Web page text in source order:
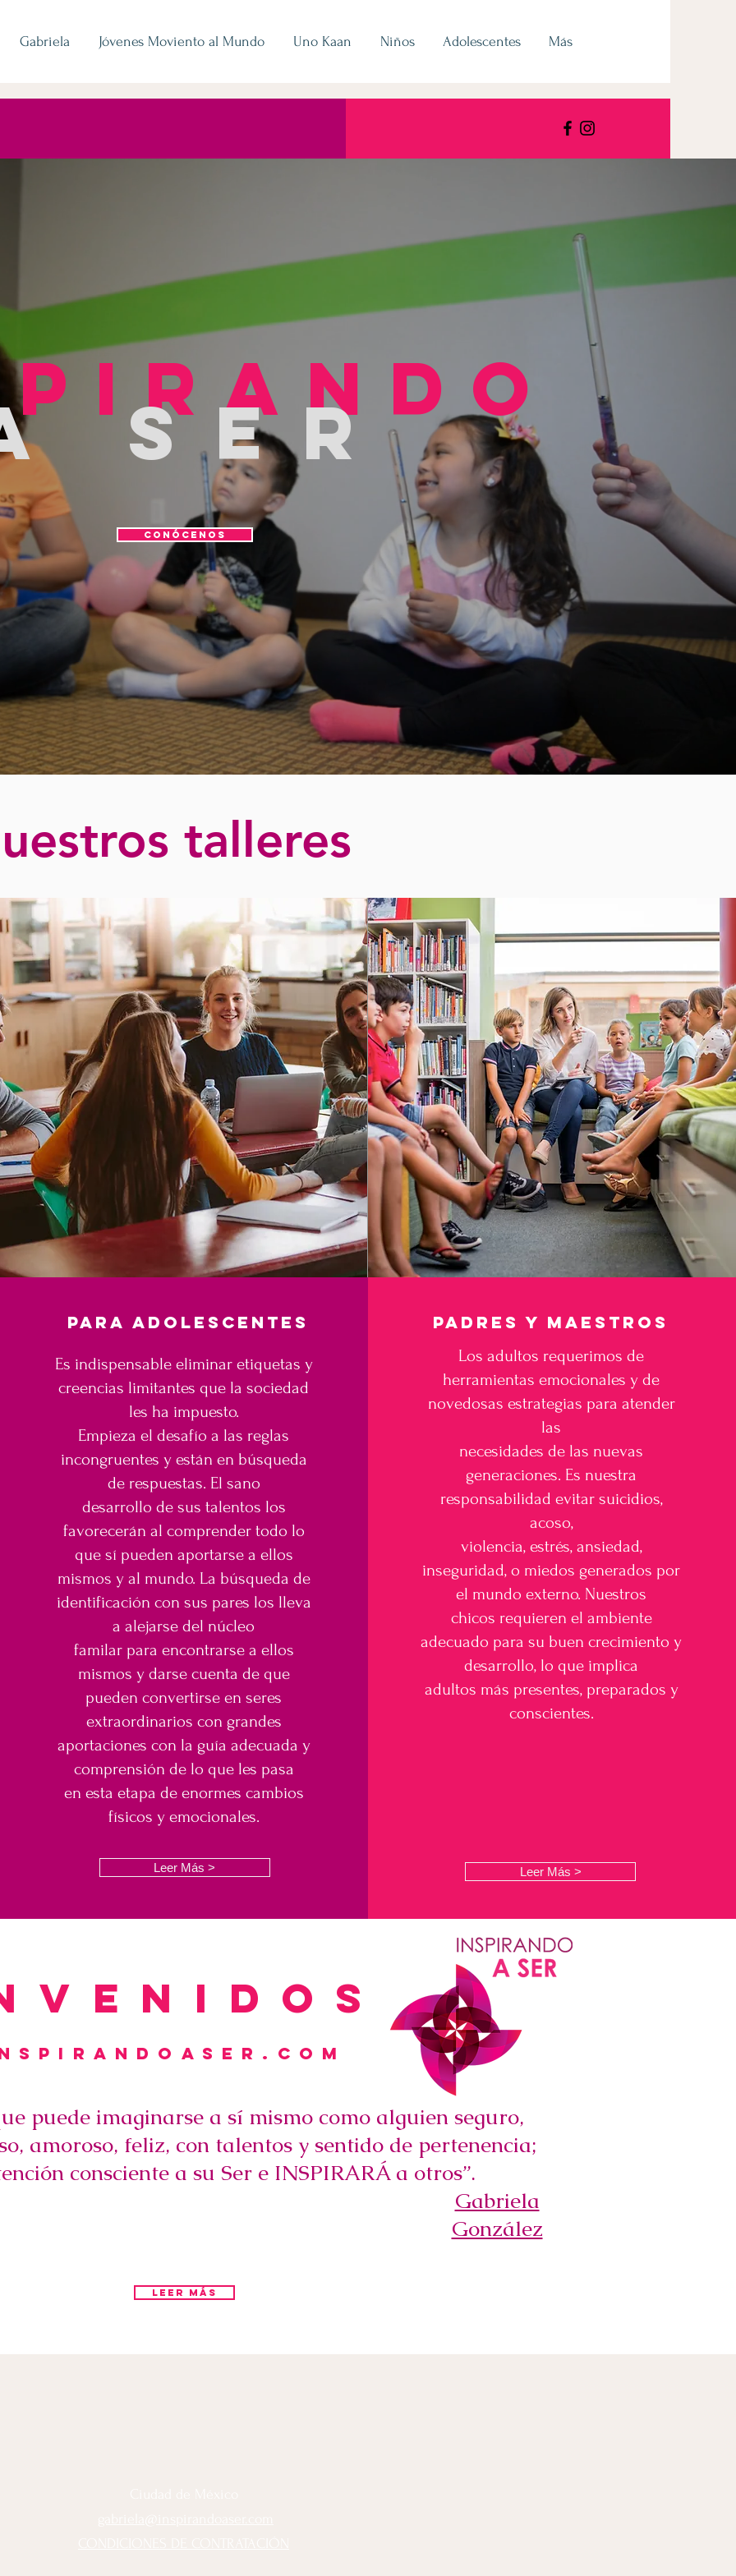
Gabriela Jóvenes Moviento al Mundo Uno Kaan Niños Adolescentes Más
SEr
Conócenos
talleres
para adolescentes
Es indispensable eliminar etiquetas y
creencias limitantes que la sociedad
les ha impuesto.
Empieza el desafío a las reglas
incongruentes y están en búsqueda
de respuestas. El sano
desarrollo de sus talentos los
favorecerán al comprender todo lo
que sí pueden aportarse a ellos
mismos y al mundo. La búsqueda de
identificación con sus pares los lleva
a alejarse del núcleo
familar para encontrarse a ellos
mismos y darse cuenta de que
pueden convertirse en seres
extraordinarios con grandes
aportaciones con la guía adecuada y
comprensión de lo que les pasa
en esta etapa de enormes cambios
físicos y emocionales.
Leer Más >
padres y maestros
Los adultos requerimos de
herramientas emocionales y de
novedosas estrategias para atender
las
necesidades de las nuevas
generaciones. Es nuestra
responsabilidad evitar suicidios,
acoso,
violencia, estrés, ansiedad,
inseguridad, o miedos generados por
el mundo externo. Nuestros
chicos requieren el ambiente
adecuado para su buen crecimiento y
desarrollo, lo que implica
adultos más presentes, preparados y
conscientes.
Leer Más >
puede imaginarse a sí mismo como alguien seguro,
amoroso, feliz, con talentos y sentido de pertenencia;
consciente a su Ser e INSPIRARÁ a otros”.
Gabriela
González
Leer Más